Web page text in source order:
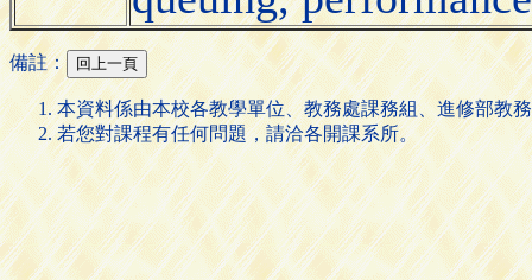
備註：
本資料係由本校各教學單位、教務處課務組、進修部教
若您對課程有任何問題，請洽各開課系所。